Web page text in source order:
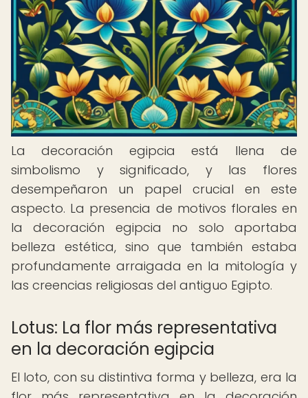
La decoración egipcia está llena de
simbolismo y significado, y las flores
desempeñaron un papel crucial en este
aspecto. La presencia de motivos florales en
la decoración egipcia no solo aportaba
belleza estética, sino que también estaba
profundamente arraigada en la mitología y
las creencias religiosas del antiguo Egipto.
Lotus: La flor más representativa
en la decoración egipcia
El loto, con su distintiva forma y belleza, era la